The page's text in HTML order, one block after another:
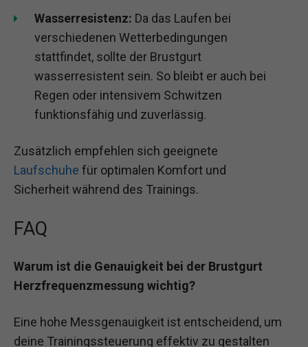
Wasserresistenz: Da das Laufen bei
verschiedenen Wetterbedingungen
stattfindet, sollte der Brustgurt
wasserresistent sein. So bleibt er auch bei
Regen oder intensivem Schwitzen
funktionsfähig und zuverlässig.
Zusätzlich empfehlen sich geeignete
Laufschuhe für optimalen Komfort und
Sicherheit während des Trainings.
FAQ
Warum ist die Genauigkeit bei der Brustgurt
Herzfrequenzmessung wichtig?
Eine hohe Messgenauigkeit ist entscheidend, um
deine Trainingssteuerung effektiv zu gestalten